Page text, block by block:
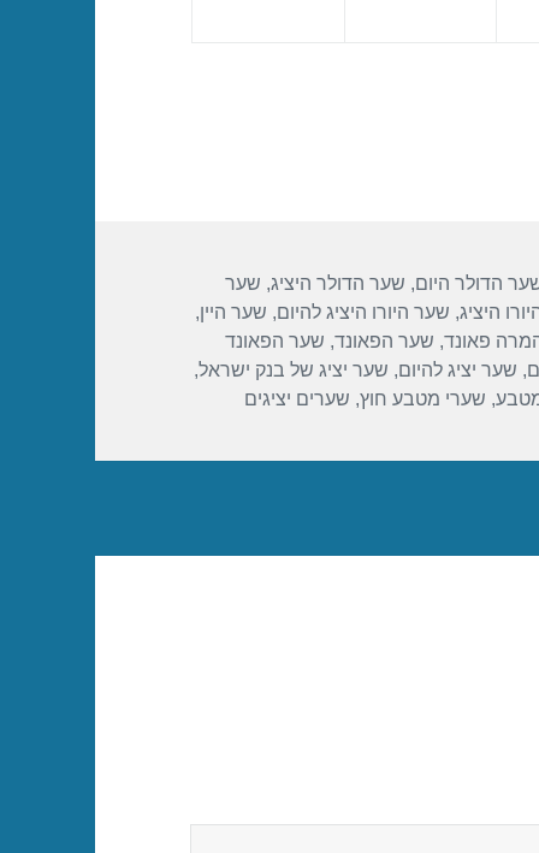
הדולר היום, שער הדולר היציג, שער
היציג, שער היורו היציג להיום, שער היין,
פאונד, שער הפאונד, שער הפאונד
, שער יציג להיום, שער יציג של בנק ישראל,
, שערי מטבע חוץ, שערים יציגים